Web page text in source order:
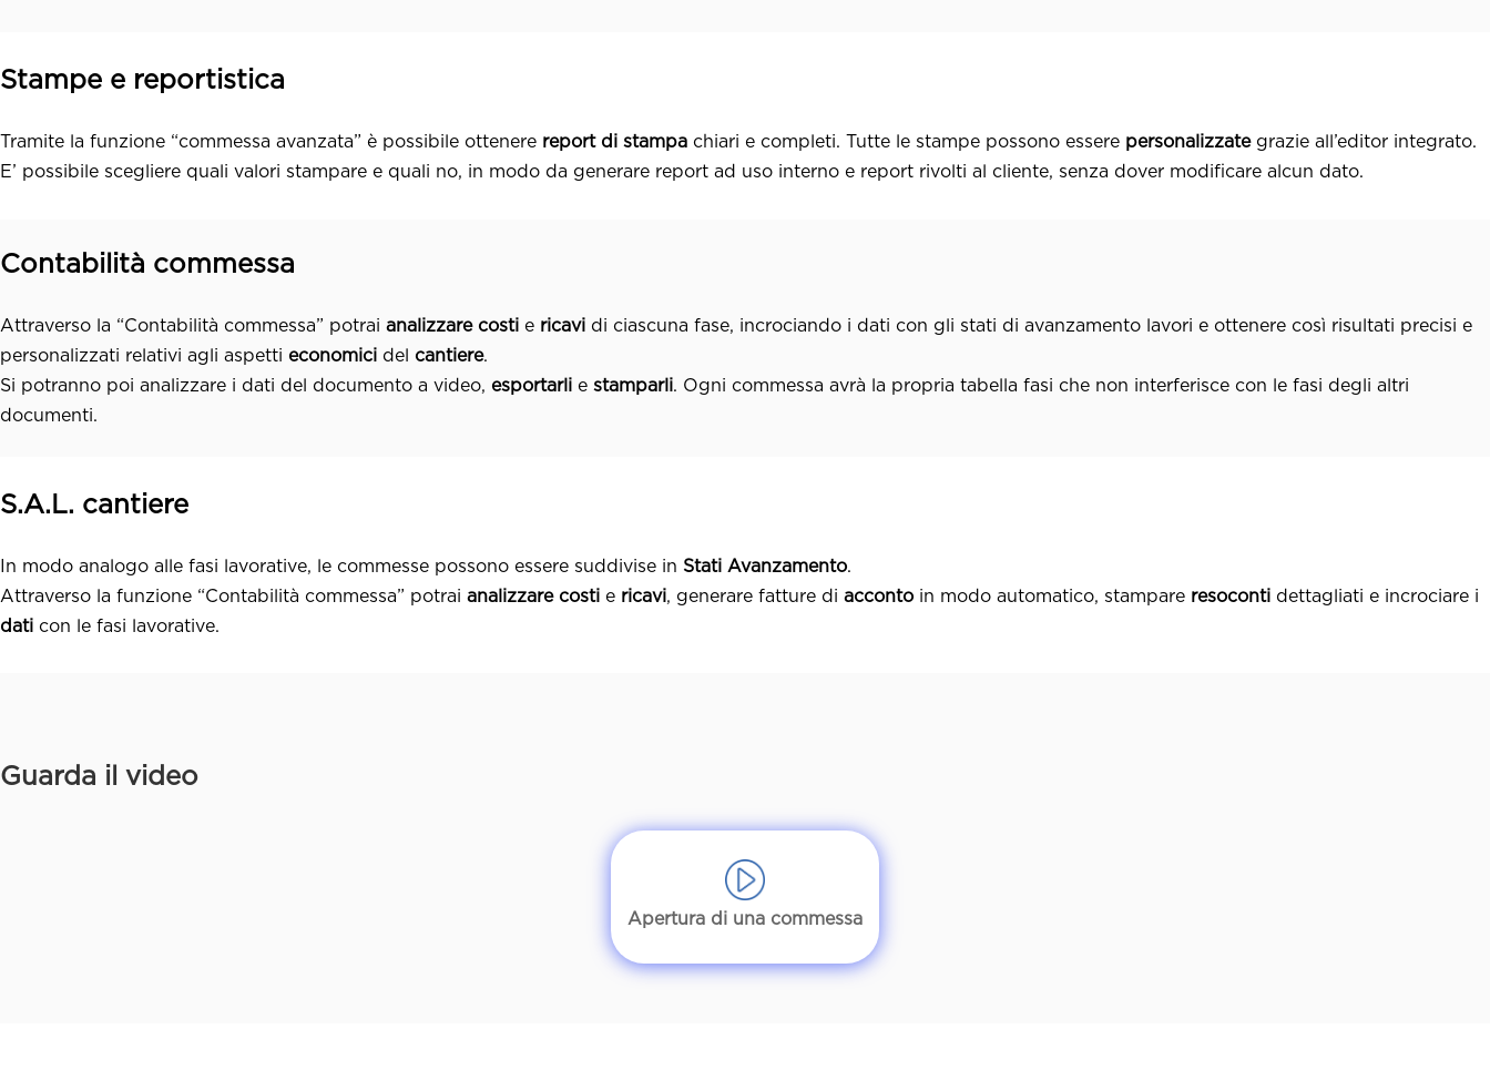
Stampe e reportistica
Tramite la funzione “commessa avanzata” è possibile ottenere report di stampa chiari e completi. Tutte le stampe possono essere personalizzategrazie all’editor integrato.
E’ possibile scegliere quali valori stampare e quali no, in modo da generare report ad uso interno e report rivolti al cliente, senza dover modificare alcun dato.
Contabilità commessa
Attraverso la “Contabilità commessa” potrai analizzare costi e ricavi di ciascuna fase, incrociando i dati con gli stati di avanzamento lavori e ottenere così risultati precisi e
personalizzati relativi agli aspetti economici del cantiere.
Si potranno poi analizzare i dati del documento a video, esportarli e stamparli. Ogni commessa avrà la propria tabella fasi che non interferisce con le fasi degli altri
documenti.
S.A.L. cantiere
In modo analogo alle fasi lavorative, le commesse possono essere suddivise in Stati Avanzamento.
Attraverso la funzione “Contabilità commessa” potrai analizzare costi e ricavi, generare fatture di acconto in modo automatico, stampare resoconti dettagliati e incrociare i
dati con le fasi lavorative.
Guarda il video
Apertura di una commessa